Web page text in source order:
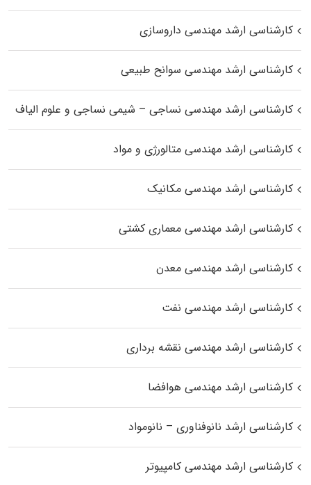
کارشناسی ارشد مهندسی داروسازی
کارشناسی ارشد مهندسی سوانح طبیعی
کارشناسی ارشد مهندسی نساجی – شیمی نساجی و علوم الیاف
کارشناسی ارشد مهندسی متالورژی و مواد
کارشناسی ارشد مهندسی مکانیک
کارشناسی ارشد مهندسی معماری کشتی
کارشناسی ارشد مهندسی معدن
کارشناسی ارشد مهندسی نفت
کارشناسی ارشد مهندسی نقشه برداری
کارشناسی ارشد مهندسی هوافضا
کارشناسی ارشد نانوفناوری – نانومواد
کارشناسی ارشد مهندسی کامپیوتر